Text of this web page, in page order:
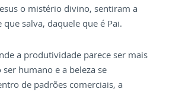
o mistério divino, sentiram a
que salva, daquele que é Pai.
a produtividade parece ser mais
humano e a beleza se
de padrões comerciais, a